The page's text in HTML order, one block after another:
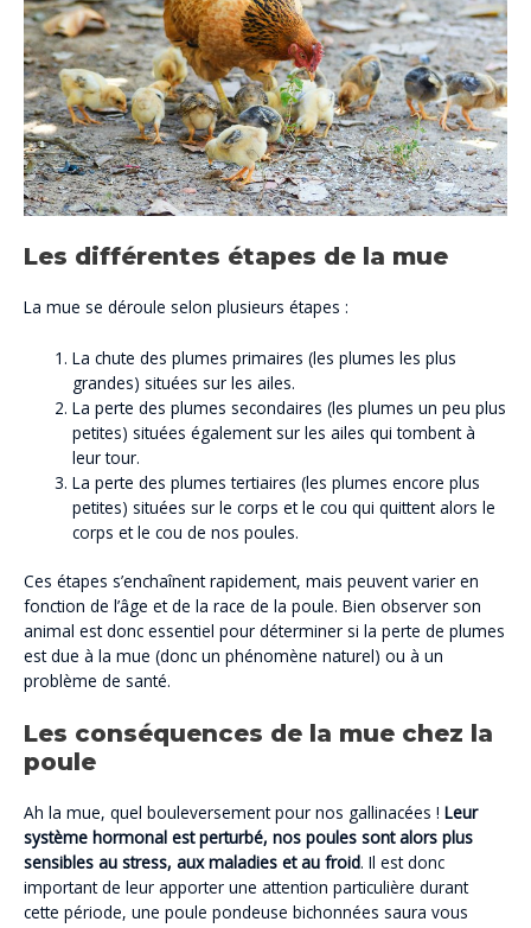
Les différentes étapes de la mue
La mue se déroule selon plusieurs étapes :
La chute des plumes primaires (les plumes les plus
grandes) situées sur les ailes.
La perte des plumes secondaires (les plumes un peu plus
petites) situées également sur les ailes qui tombent à
leur tour.
La perte des plumes tertiaires (les plumes encore plus
petites) situées sur le corps et le cou qui quittent alors le
corps et le cou de nos poules.
Ces étapes s’enchaînent rapidement, mais peuvent varier en
fonction de l’âge et de la race de la poule. Bien observer son
animal est donc essentiel pour déterminer si la perte de plumes
est due à la mue (donc un phénomène naturel) ou à un
problème de santé.
Les conséquences de la mue chez la
poule
Ah la mue, quel bouleversement pour nos gallinacées ! Leur
système hormonal est perturbé, nos poules sont alors plus
sensibles au stress, aux maladies et au froid. Il est donc
important de leur apporter une attention particulière durant
cette période, une poule pondeuse bichonnées saura vous